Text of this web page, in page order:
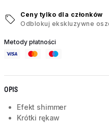
Ceny tylko dla członków
Odblokuj ekskluzywne
Metody płatności
OPIS
Efekt shimmer
Krótki rękaw